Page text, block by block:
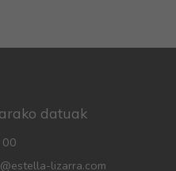
datuak
lizarra.com